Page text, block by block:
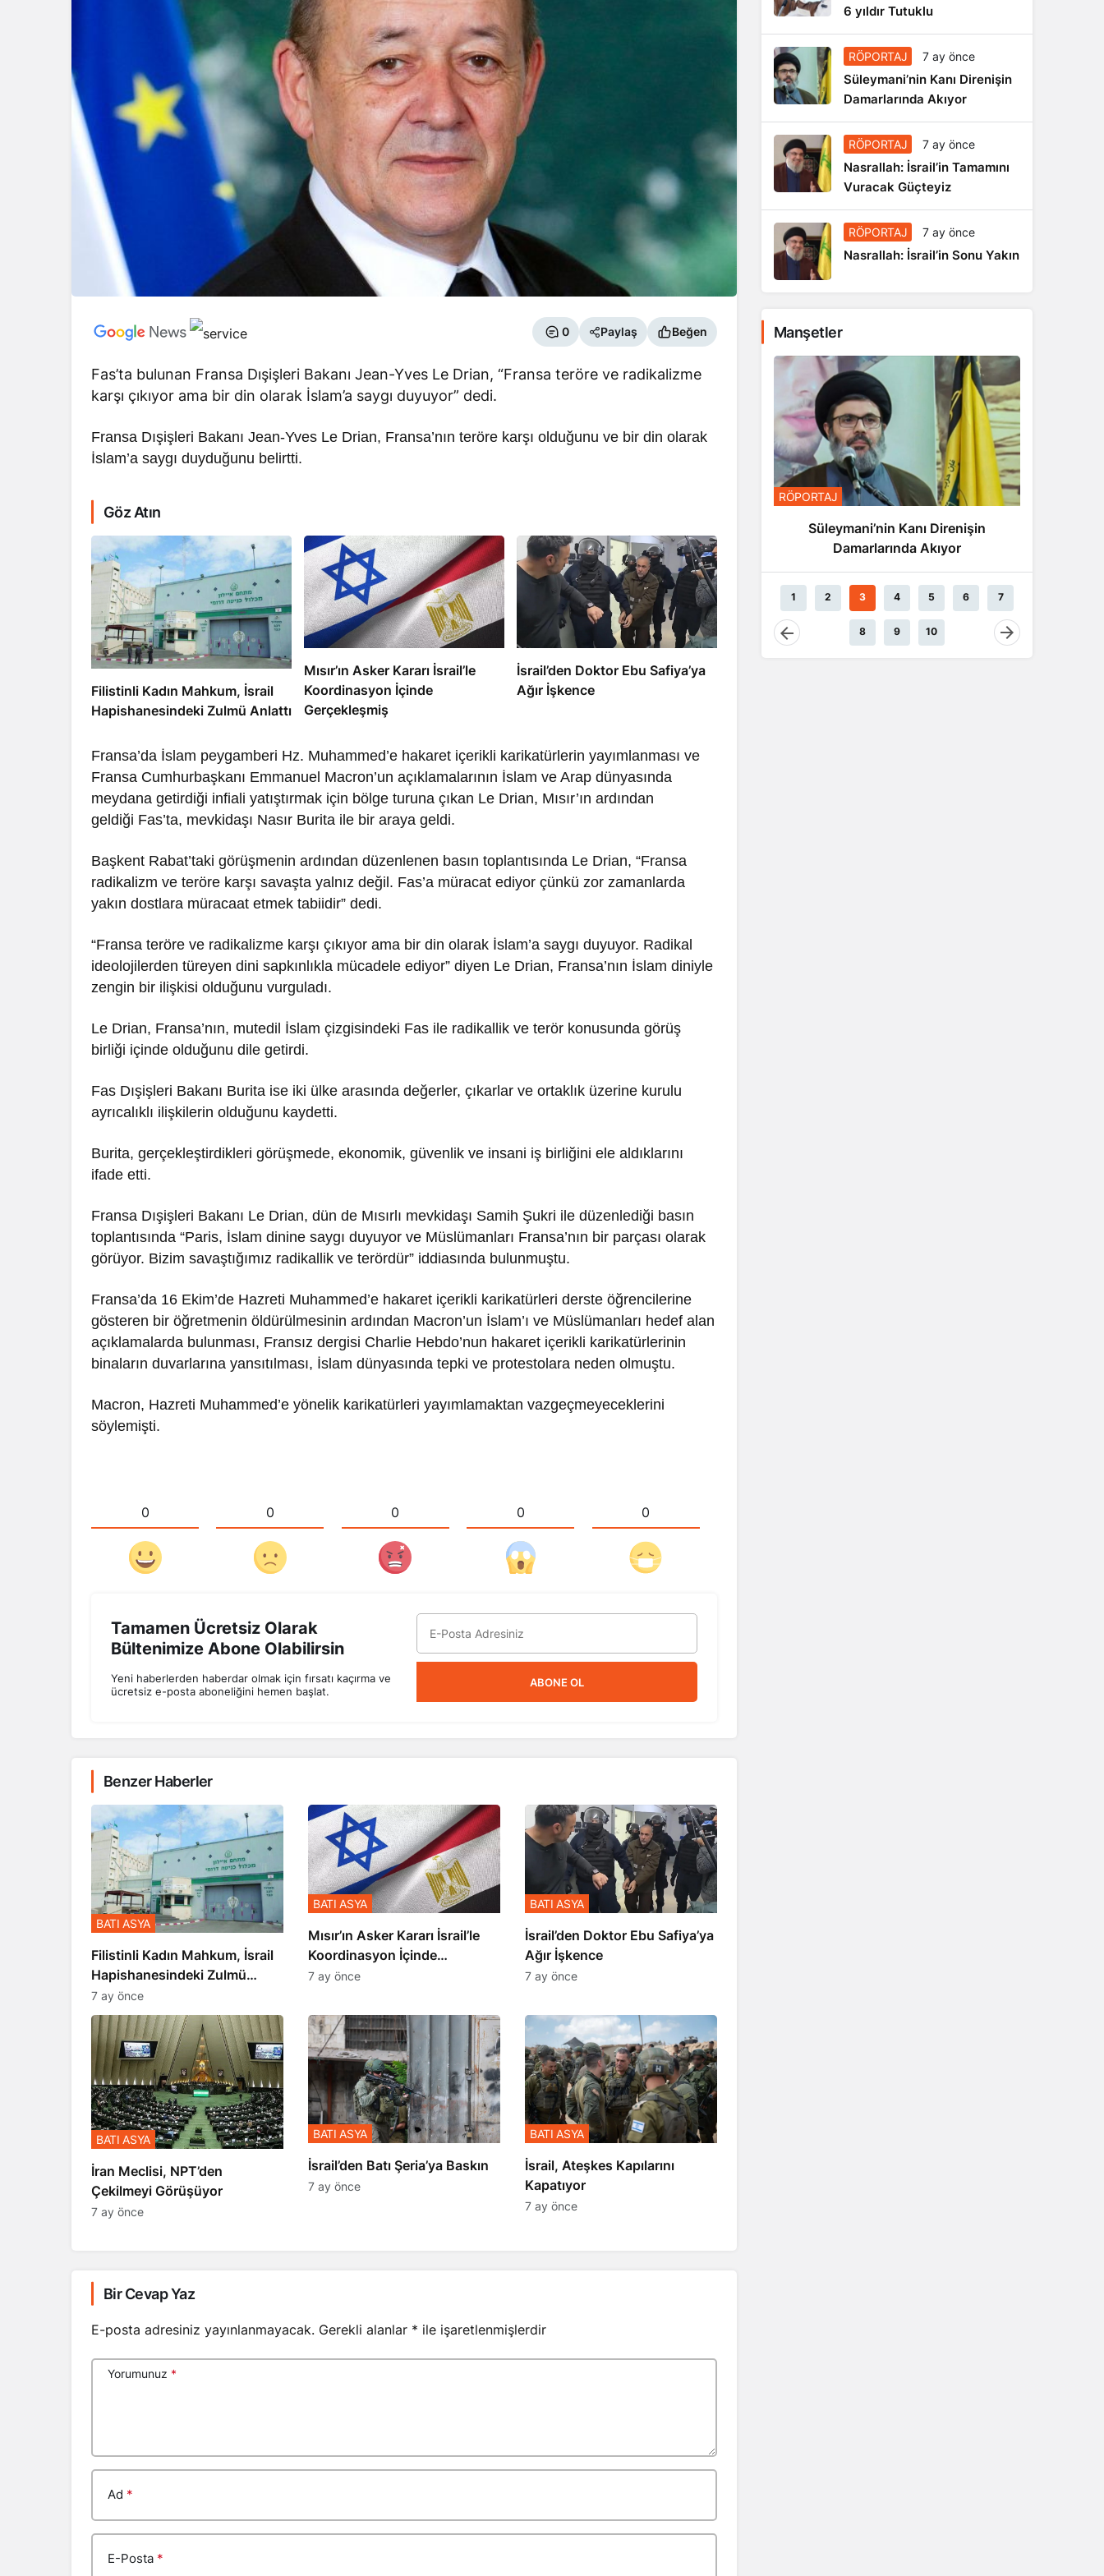
0 Paylaş Beğen
Fas’ta bulunan Fransa Dışişleri Bakanı Jean-Yves Le Drian, “Fransa teröre ve radikalizme
karşı çıkıyor ama bir din olarak İslam’a saygı duyuyor” dedi.
Fransa Dışişleri Bakanı Jean-Yves Le Drian, Fransa’nın teröre karşı olduğunu ve bir din olarak
İslam’a saygı duyduğunu belirtti.
Göz Atın
Filistinli Kadın Mahkum, İsrail
Hapishanesindeki Zulmü Anlattı
Mısır’ın Asker Kararı İsrail’le
Koordinasyon İçinde
Gerçekleşmiş
İsrail’den Doktor Ebu Safiya’ya
Ağır İşkence
Fransa’da İslam peygamberi Hz. Muhammed’e hakaret içerikli karikatürlerin yayımlanması ve
Fransa Cumhurbaşkanı Emmanuel Macron’un açıklamalarının İslam ve Arap dünyasında
meydana getirdiği infiali yatıştırmak için bölge turuna çıkan Le Drian, Mısır’ın ardından
geldiği Fas’ta, mevkidaşı Nasır Burita ile bir araya geldi.
Başkent Rabat’taki görüşmenin ardından düzenlenen basın toplantısında Le Drian, “Fransa
radikalizm ve teröre karşı savaşta yalnız değil. Fas’a müracat ediyor çünkü zor zamanlarda
yakın dostlara müracaat etmek tabiidir” dedi.
“Fransa teröre ve radikalizme karşı çıkıyor ama bir din olarak İslam’a saygı duyuyor. Radikal
ideolojilerden türeyen dini sapkınlıkla mücadele ediyor” diyen Le Drian, Fransa’nın İslam diniyle
zengin bir ilişkisi olduğunu vurguladı.
Le Drian, Fransa’nın, mutedil İslam çizgisindeki Fas ile radikallik ve terör konusunda görüş
birliği içinde olduğunu dile getirdi.
Fas Dışişleri Bakanı Burita ise iki ülke arasında değerler, çıkarlar ve ortaklık üzerine kurulu
ayrıcalıklı ilişkilerin olduğunu kaydetti.
Burita, gerçekleştirdikleri görüşmede, ekonomik, güvenlik ve insani iş birliğini ele aldıklarını
ifade etti.
Fransa Dışişleri Bakanı Le Drian, dün de Mısırlı mevkidaşı Samih Şukri ile düzenlediği basın
toplantısında “Paris, İslam dinine saygı duyuyor ve Müslümanları Fransa’nın bir parçası olarak
görüyor. Bizim savaştığımız radikallik ve terördür” iddiasında bulunmuştu.
Fransa’da 16 Ekim’de Hazreti Muhammed’e hakaret içerikli karikatürleri derste öğrencilerine
gösteren bir öğretmenin öldürülmesinin ardından Macron’un İslam’ı ve Müslümanları hedef alan
açıklamalarda bulunması, Fransız dergisi Charlie Hebdo’nun hakaret içerikli karikatürlerinin
binaların duvarlarına yansıtılması, İslam dünyasında tepki ve protestolara neden olmuştu.
Macron, Hazreti Muhammed’e yönelik karikatürleri yayımlamaktan vazgeçmeyeceklerini
söylemişti.
0 0 0 0 0
Tamamen Ücretsiz Olarak
Bültenimize Abone Olabilirsin
Yeni haberlerden haberdar olmak için fırsatı kaçırma ve
ücretsiz e-posta aboneliğini hemen başlat.
ABONE OL
Benzer Haberler
Filistinli Kadın Mahkum, İsrail
Hapishanesindeki Zulmü
Anlattı
BATI ASYA
7 ay önce
Mısır’ın Asker Kararı İsrail’le
Koordinasyon İçinde
Gerçekleşmiş
BATI ASYA
7 ay önce
İsrail’den Doktor Ebu Safiya’ya
Ağır İşkence
BATI ASYA
7 ay önce
İran Meclisi, NPT’den
Çekilmeyi Görüşüyor
BATI ASYA
7 ay önce
​​​​​​​İsrail’den Batı Şeria’ya Baskın
BATI ASYA
7 ay önce
İsrail, Ateşkes Kapılarını
Kapatıyor
BATI ASYA
7 ay önce
Bir Cevap Yaz
E-posta adresiniz yayınlanmayacak. Gerekli alanlar * ile işaretlenmişlerdir
Yorumunuz *
Ad *
E-Posta *
6 yıldır Tutuklu
RÖPORTAJ 7 ay önce
Süleymani’nin Kanı Direnişin
Damarlarında Akıyor
RÖPORTAJ 7 ay önce
Nasrallah: İsrail’in Tamamını
Vuracak Güçteyiz
RÖPORTAJ 7 ay önce
Nasrallah: İsrail’in Sonu Yakın
Manşetler
Abbas’ı Devirmeye mi Çalışıyor?
yıldır Tutuklu
RÖPORTAJ
Süleymani’nin Kanı Direnişin
Damarlarında Akıyor
1 2 3 4 5 6 7
8 9 10